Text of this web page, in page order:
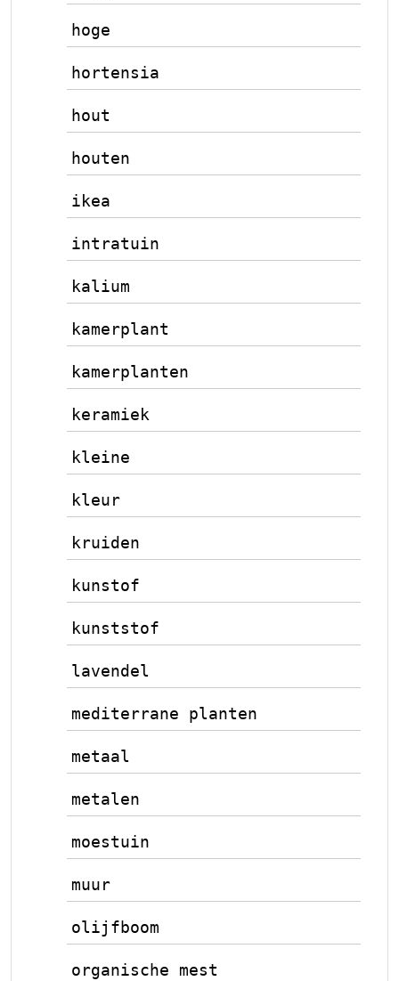
hoge
hortensia
hout
houten
ikea
intratuin
kalium
kamerplant
kamerplanten
keramiek
kleine
kleur
kruiden
kunstof
kunststof
lavendel
mediterrane planten
metaal
metalen
moestuin
muur
olijfboom
organische mest